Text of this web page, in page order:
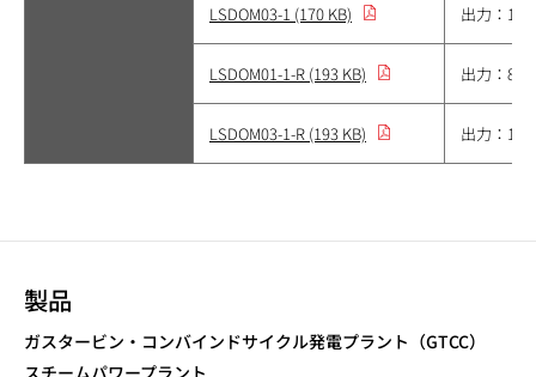
LSDOM03-1 (170 KB) 出力：16
LSDOM01-1-R (193 KB) 出力：8点
LSDOM03-1-R (193 KB) 出力：16
製品
ガスタービン・コンバインドサイクル発電プラント（GTCC）
スチームパワープラント